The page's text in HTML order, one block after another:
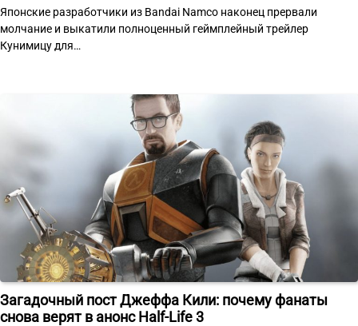
Японские разработчики из Bandai Namco наконец прервали
молчание и выкатили полноценный геймплейный трейлер
Кунимицу для…
Загадочный пост Джеффа Кили: почему фанаты
снова верят в анонс Half-Life 3